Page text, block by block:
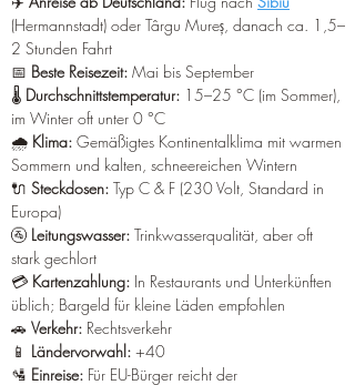
(Hermannstadt) oder Târgu Mureș, danach ca. 1,5–
2 Stunden Fahrt
📅 Beste Reisezeit: Mai bis September
🌡️ Durchschnittstemperatur: 15–25 °C (im Sommer),
im Winter oft unter 0 °C
🌧️ Klima: Gemäßigtes Kontinentalklima mit warmen
Sommern und kalten, schneereichen Wintern
🔌 Steckdosen: Typ C & F (230 Volt, Standard in
Europa)
🚰 Leitungswasser: Trinkwasserqualität, aber oft
stark gechlort
💳 Kartenzahlung: In Restaurants und Unterkünften
üblich; Bargeld für kleine Läden empfohlen
🚗 Verkehr: Rechtsverkehr
📱 Ländervorwahl: +40
🛂 Einreise: Für EU-Bürger reicht der